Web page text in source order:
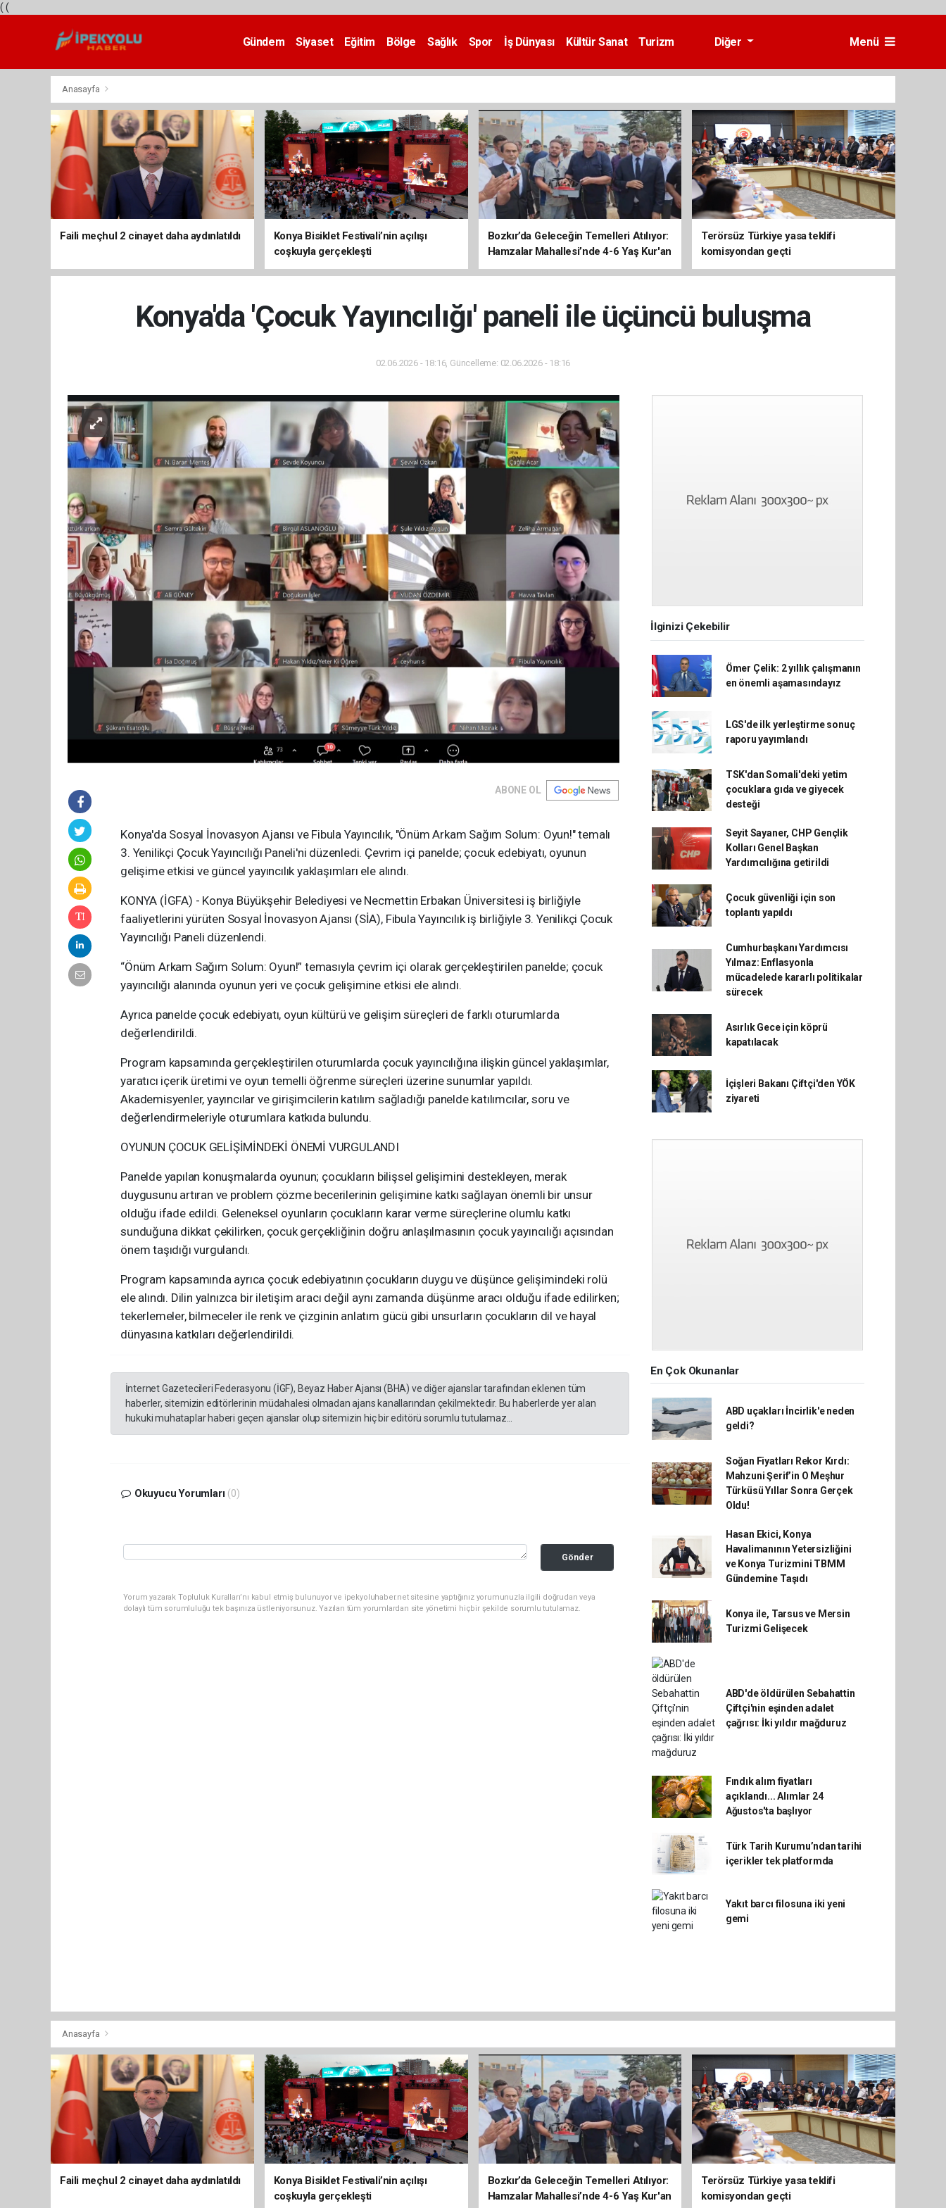
( (
Gündem Siyaset Eğitim Bölge Sağlık Spor İş Dünyası Kültür Sanat
Turizm
Diğer Menü
Anasayfa
Faili meçhul 2 cinayet daha aydınlatıldı
Konya Bisiklet Festivali’nin açılışı
coşkuyla gerçekleşti
Bozkır’da Geleceğin Temelleri Atılıyor:
Hamzalar Mahallesi’nde 4-6 Yaş Kur'an
Kursu İnşaatı Başladı
Terörsüz Türkiye yasa teklifi
komisyondan geçti
Konya'da 'Çocuk Yayıncılığı' paneli ile üçüncü buluşma
02.06.2026 - 18:16, Güncelleme: 02.06.2026 - 18:16
ABONE OL
Konya'da Sosyal İnovasyon Ajansı ve Fibula Yayıncılık, "Önüm Arkam Sağım Solum: Oyun!" temalı
3. Yenilikçi Çocuk Yayıncılığı Paneli'ni düzenledi. Çevrim içi panelde; çocuk edebiyatı, oyunun
gelişime etkisi ve güncel yayıncılık yaklaşımları ele alındı.
KONYA (İGFA) - Konya Büyükşehir Belediyesi ve Necmettin Erbakan Üniversitesi iş birliğiyle
faaliyetlerini yürüten Sosyal İnovasyon Ajansı (SİA), Fibula Yayıncılık iş birliğiyle 3. Yenilikçi Çocuk
Yayıncılığı Paneli düzenlendi.
“Önüm Arkam Sağım Solum: Oyun!” temasıyla çevrim içi olarak gerçekleştirilen panelde; çocuk
yayıncılığı alanında oyunun yeri ve çocuk gelişimine etkisi ele alındı.
Ayrıca panelde çocuk edebiyatı, oyun kültürü ve gelişim süreçleri de farklı oturumlarda
değerlendirildi.
Program kapsamında gerçekleştirilen oturumlarda çocuk yayıncılığına ilişkin güncel yaklaşımlar,
yaratıcı içerik üretimi ve oyun temelli öğrenme süreçleri üzerine sunumlar yapıldı.
Akademisyenler, yayıncılar ve girişimcilerin katılım sağladığı panelde katılımcılar, soru ve
değerlendirmeleriyle oturumlara katkıda bulundu.
OYUNUN ÇOCUK GELİŞİMİNDEKİ ÖNEMİ VURGULANDI
Panelde yapılan konuşmalarda oyunun; çocukların bilişsel gelişimini destekleyen, merak
duygusunu artıran ve problem çözme becerilerinin gelişimine katkı sağlayan önemli bir unsur
olduğu ifade edildi. Geleneksel oyunların çocukların karar verme süreçlerine olumlu katkı
sunduğuna dikkat çekilirken, çocuk gerçekliğinin doğru anlaşılmasının çocuk yayıncılığı açısından
önem taşıdığı vurgulandı.
Program kapsamında ayrıca çocuk edebiyatının çocukların duygu ve düşünce gelişimindeki rolü
ele alındı. Dilin yalnızca bir iletişim aracı değil aynı zamanda düşünme aracı olduğu ifade edilirken;
tekerlemeler, bilmeceler ile renk ve çizginin anlatım gücü gibi unsurların çocukların dil ve hayal
dünyasına katkıları değerlendirildi.
İnternet Gazetecileri Federasyonu (İGF), Beyaz Haber Ajansı (BHA) ve diğer ajanslar tarafından eklenen tüm
haberler, sitemizin editörlerinin müdahalesi olmadan ajans kanallarından çekilmektedir. Bu haberlerde yer alan
hukuki muhataplar haberi geçen ajanslar olup sitemizin hiç bir editörü sorumlu tutulamaz...
Okuyucu Yorumları (0)
Gönder
Yorum yazarak Topluluk Kuralları’nı kabul etmiş bulunuyor ve ipekyoluhaber.net sitesine yaptığınız yorumunuzla ilgili doğrudan veya
dolaylı tüm sorumluluğu tek başınıza üstleniyorsunuz. Yazılan tüm yorumlardan site yönetimi hiçbir şekilde sorumlu tutulamaz.
İlginizi Çekebilir
Ömer Çelik: 2 yıllık çalışmanın
en önemli aşamasındayız
LGS'de ilk yerleştirme sonuç
raporu yayımlandı
TSK'dan Somali'deki yetim
çocuklara gıda ve giyecek
desteği
Seyit Sayaner, CHP Gençlik
Kolları Genel Başkan
Yardımcılığına getirildi
Çocuk güvenliği için son
toplantı yapıldı
Cumhurbaşkanı Yardımcısı
Yılmaz: Enflasyonla
mücadelede kararlı politikalar
sürecek
Asırlık Gece için köprü
kapatılacak
İçişleri Bakanı Çiftçi'den YÖK
ziyareti
En Çok Okunanlar
ABD uçakları İncirlik'e neden
geldi?
Soğan Fiyatları Rekor Kırdı:
Mahzuni Şerif’in O Meşhur
Türküsü Yıllar Sonra Gerçek
Oldu!
Hasan Ekici, Konya
Havalimanının Yetersizliğini
ve Konya Turizmini TBMM
Gündemine Taşıdı
Konya ile, Tarsus ve Mersin
Turizmi Gelişecek
ABD'de öldürülen Sebahattin
Çiftçi'nin eşinden adalet
çağrısı: İki yıldır mağduruz
Fındık alım fiyatları
açıklandı... Alımlar 24
Ağustos'ta başlıyor
Türk Tarih Kurumu’ndan tarihi
içerikler tek platformda
Yakıt barcı filosuna iki yeni
gemi
Anasayfa
Faili meçhul 2 cinayet daha aydınlatıldı
Konya Bisiklet Festivali’nin açılışı
coşkuyla gerçekleşti
Bozkır’da Geleceğin Temelleri Atılıyor:
Hamzalar Mahallesi’nde 4-6 Yaş Kur'an
Terörsüz Türkiye yasa teklifi
komisyondan geçti